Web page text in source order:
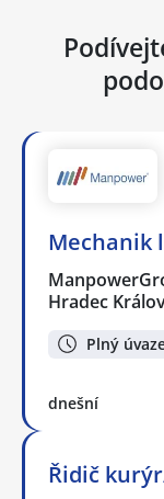
Mechanik
Hradec
Plný
dnešní
Řidič